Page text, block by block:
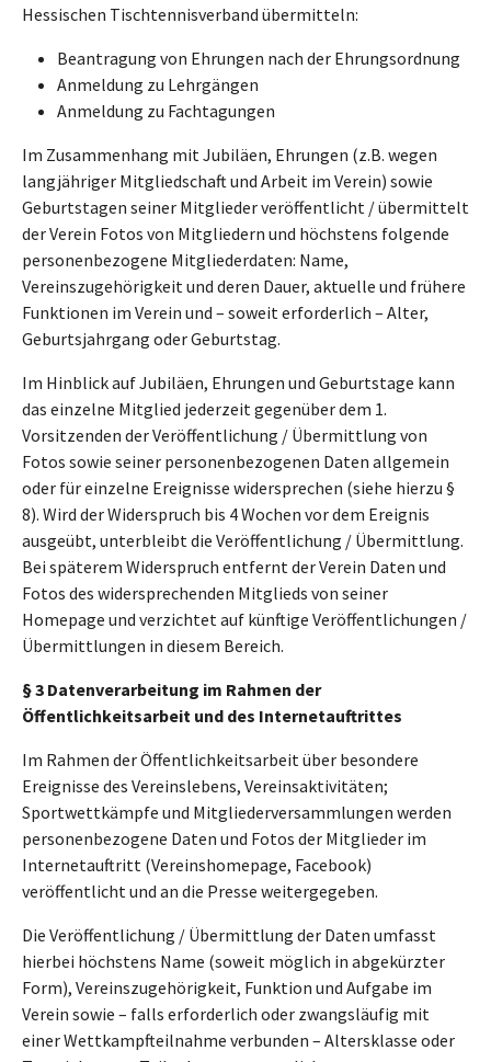
Hessischen Tischtennisverband übermitteln:
Beantragung von Ehrungen nach der Ehrungsordnung
Anmeldung zu Lehrgängen
Anmeldung zu Fachtagungen
Im Zusammenhang mit Jubiläen, Ehrungen (z.B. wegen
langjähriger Mitgliedschaft und Arbeit im Verein) sowie
Geburtstagen seiner Mitglieder veröffentlicht / übermittelt
der Verein Fotos von Mitgliedern und höchstens folgende
personenbezogene Mitgliederdaten: Name,
Vereinszugehörigkeit und deren Dauer, aktuelle und frühere
Funktionen im Verein und – soweit erforderlich – Alter,
Geburtsjahrgang oder Geburtstag.
Im Hinblick auf Jubiläen, Ehrungen und Geburtstage kann
das einzelne Mitglied jederzeit gegenüber dem 1.
Vorsitzenden der Veröffentlichung / Übermittlung von
Fotos sowie seiner personenbezogenen Daten allgemein
oder für einzelne Ereignisse widersprechen (siehe hierzu §
8). Wird der Widerspruch bis 4 Wochen vor dem Ereignis
ausgeübt, unterbleibt die Veröffentlichung / Übermittlung.
Bei späterem Widerspruch entfernt der Verein Daten und
Fotos des widersprechenden Mitglieds von seiner
Homepage und verzichtet auf künftige Veröffentlichungen /
Übermittlungen in diesem Bereich.
§ 3 Datenverarbeitung im Rahmen der
Öffentlichkeitsarbeit und des Internetauftrittes
Im Rahmen der Öffentlichkeitsarbeit über besondere
Ereignisse des Vereinslebens, Vereinsaktivitäten;
Sportwettkämpfe und Mitgliederversammlungen werden
personenbezogene Daten und Fotos der Mitglieder im
Internetauftritt (Vereinshomepage, Facebook)
veröffentlicht und an die Presse weitergegeben.
Die Veröffentlichung / Übermittlung der Daten umfasst
hierbei höchstens Name (soweit möglich in abgekürzter
Form), Vereinszugehörigkeit, Funktion und Aufgabe im
Verein sowie – falls erforderlich oder zwangsläufig mit
einer Wettkampfteilnahme verbunden – Altersklasse oder